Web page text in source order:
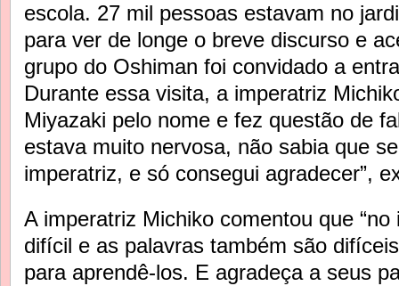
escola. 27 mil pessoas estavam no
para ver de longe o breve discurso e
grupo do Oshiman foi convidado a
Durante essa visita, a imperatriz
Miyazaki pelo nome e fez questão de
estava muito nervosa, não sabia que
imperatriz, e só consegui agradecer”,
A imperatriz Michiko comentou que
difícil e as palavras também são
para aprendê-los. E agradeça a seus